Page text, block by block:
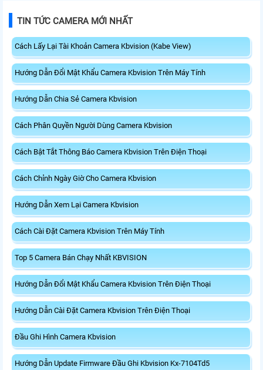
TIN TỨC CAMERA MỚI NHẤT
Cách Lấy Lại Tài Khoản Camera Kbvision (Kabe View)
Hướng Dẫn Đổi Mật Khẩu Camera Kbvision Trên Máy Tính
Hướng Dẫn Chia Sẻ Camera Kbvision
Cách Phân Quyền Người Dùng Camera Kbvision
Cách Bật Tắt Thông Báo Camera Kbvision Trên Điện Thoại
Cách Chỉnh Ngày Giờ Cho Camera Kbvision
Hướng Dẫn Xem Lại Camera Kbvision
Cách Cài Đặt Camera Kbvision Trên Máy Tính
Top 5 Camera Bán Chạy Nhất KBVISION
Hướng Dẫn Đổi Mật Khẩu Camera Kbvision Trên Điện Thoại
Hướng Dẫn Cài Đặt Camera Kbvision Trên Điện Thoại
Đầu Ghi Hình Camera Kbvision
Hướng Dẫn Update Firmware Đầu Ghi Kbvision Kx-7104Td5